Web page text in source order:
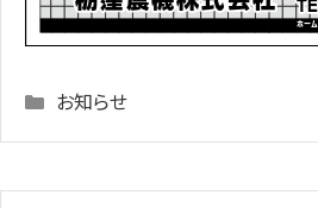
Categories
お知らせ